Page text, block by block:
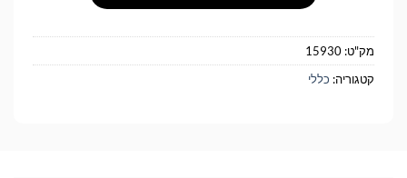
מק"ט: 15930
קטגוריה: כללי